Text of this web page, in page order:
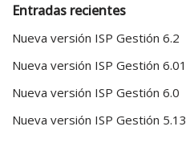
Entradas recientes
Nueva versión ISP Gestión 6.2
Nueva versión ISP Gestión 6.01
Nueva versión ISP Gestión 6.0
Nueva versión ISP Gestión 5.13